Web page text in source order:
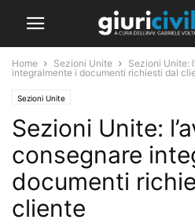
Home Sezioni Unite
Sezioni Unite:
integralmente i documenti richiesti dal
Sezioni Unite
Sezioni Unite:
consegnare
documenti
cliente